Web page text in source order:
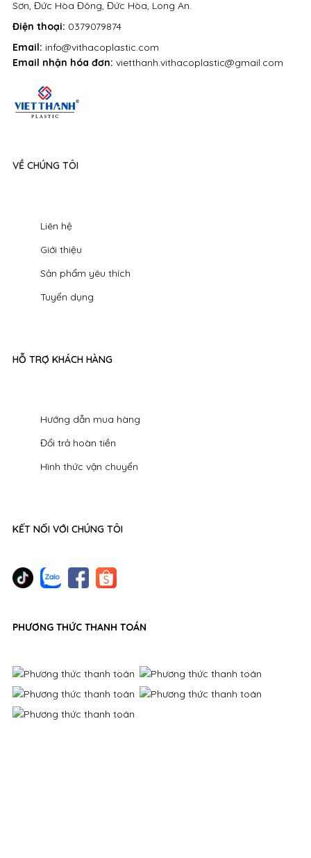
VỀ CHÚNG TÔI
Liên hệ
Giới thiệu
Sản phẩm yêu thích
Tuyển dụng
HỖ TRỢ KHÁCH HÀNG
Hướng dẫn mua hàng
Đổi trả hoàn tiền
Hình thức vận chuyển
KẾT NỐI VỚI CHÚNG TÔI
PHƯƠNG THỨC THANH TOÁN
Điện thoại: 0379079874
Email: info@vithacoplastic.com
Email nhận hóa đơn: vietthanh.vithacoplastic@gmail.com
Sơn, Đức Hòa Đông, Đức Hòa, Long An.